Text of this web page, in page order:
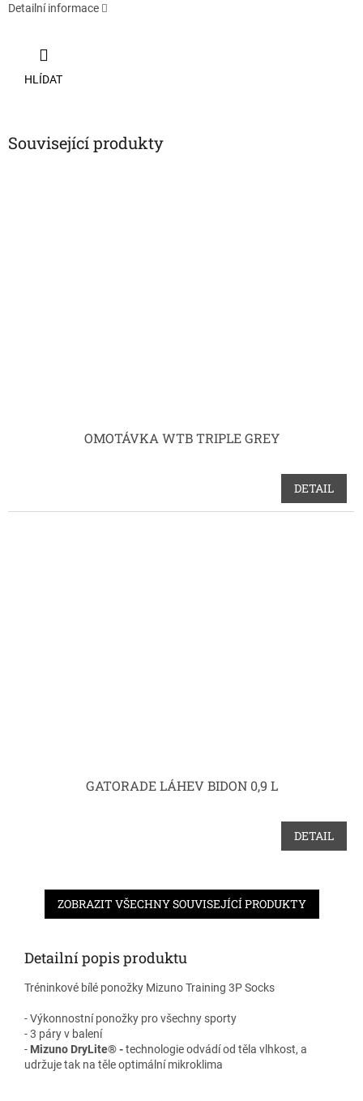
Detailní informace
HLÍDAT
Související produkty
OMOTÁVKA WTB TRIPLE GREY
DETAIL
GATORADE LÁHEV BIDON 0,9 L
DETAIL
ZOBRAZIT VŠECHNY SOUVISEJÍCÍ PRODUKTY
Detailní popis produktu
Tréninkové bílé ponožky Mizuno Training 3P Socks
- Výkonnostní ponožky pro všechny sporty
- 3 páry v balení
- Mizuno DryLite® -technologie odvádí od těla vlhkost, a
udržuje tak na těle optimální mikroklima